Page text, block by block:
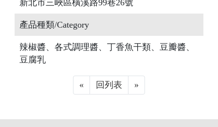
新北市三峽區橫溪路99巷26號
產品種類/Category
辣椒醬、各式調理醬、丁香魚干類、豆瓣醬、
豆腐乳
« Previous
回列表 »